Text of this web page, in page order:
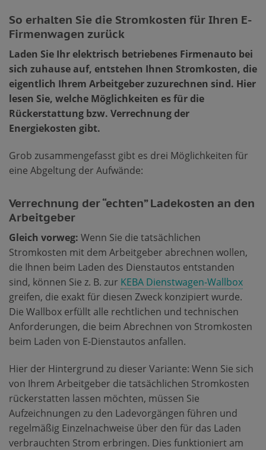
So erhalten Sie die Stromkosten für Ihren E-
Firmenwagen zurück
Laden Sie Ihr elektrisch betriebenes Firmenauto bei
sich zuhause auf, entstehen Ihnen Stromkosten, die
eigentlich Ihrem Arbeitgeber zuzurechnen sind. Hier
lesen Sie, welche Möglichkeiten es für die
Rückerstattung bzw. Verrechnung der
Energiekosten gibt.
Grob zusammengefasst gibt es drei Möglichkeiten für
eine Abgeltung der Aufwände:
Verrechnung der “echten” Ladekosten an den
Arbeitgeber
Gleich vorweg: Wenn Sie die tatsächlichen
Stromkosten mit dem Arbeitgeber abrechnen wollen,
die Ihnen beim Laden des Dienstautos entstanden
sind, können Sie z. B. zur KEBA Dienstwagen-Wallbox
greifen, die exakt für diesen Zweck konzipiert wurde.
Die Wallbox erfüllt alle rechtlichen und technischen
Anforderungen, die beim Abrechnen von Stromkosten
beim Laden von E-Dienstautos anfallen.
Hier der Hintergrund zu dieser Variante: Wenn Sie sich
von Ihrem Arbeitgeber die tatsächlichen Stromkosten
rückerstatten lassen möchten, müssen Sie
Aufzeichnungen zu den Ladevorgängen führen und
regelmäßig Einzelnachweise über den für das Laden
verbrauchten Strom erbringen. Dies funktioniert am